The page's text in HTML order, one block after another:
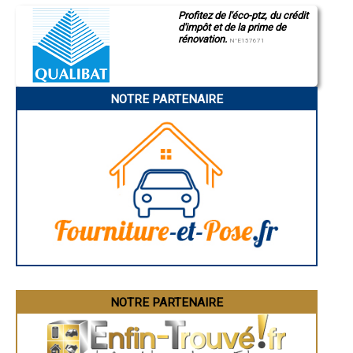
- Diagnostic immobilier à Marcillat-en-Combraille
- Diagnostic immobilier à Chassenard
- Diagnostic immobilier à Tronget
- Diagnostic immobilier à Saligny-sur-Roudon
- Diagnostic immobilier à Meaulne
- Diagnostic immobilier à Besson
- Diagnostic immobilier à Saint-Bonnet-Tronçais
- Diagnostic immobilier à Malicorne
- Diagnostic immobilier à Saint-Prix
- Diagnostic immobilier à Busset
- Diagnostic immobilier à Molles
- Diagnostic immobilier à Ygrande
- Diagnostic immobilier à Billy
- Diagnostic immobilier à Magnet
- Diagnostic immobilier à Mariol
- Diagnostic immobilier à Garnat-sur-Engièvre
- Diagnostic immobilier à Bayet
- Diagnostic immobilier à Saint-Ennemond
- Diagnostic immobilier à Hérisson
- Diagnostic immobilier à Coulandon
- Diagnostic immobilier à Noyant-d'Allier
- Diagnostic immobilier à Saint-Angel
Profitez de l'éco-ptz, du crédit
d'impôt et de la prime de
rénovation. N°E157671
NOTRE PARTENAIRE
NOTRE PARTENAIRE